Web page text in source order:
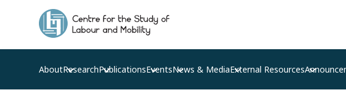
AboutResearchPublicationsEventsNews & MediaExternal Resources